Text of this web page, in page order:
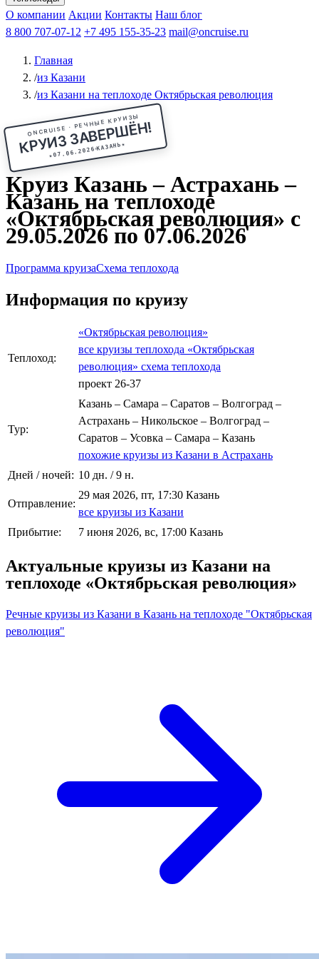
Чебоксарыиз Волгоградаиз Саратова Все города
КазаньВ Нижний НовгородВ ПермьВ Ростов-на-Дону
РыбинскНа СоловкиНа ВалаамПо ОкеПо Енисею
Афанасий Никитин Октябрьская революция
ФединАлександр СвешниковИван
МироновА.С.Попов
О компании Акции Контакты Наш блог
8 800 707-07-12 +7 495 155-35-23 mail@oncruise.ru
Главная
/из Казани
/из Казани на теплоходе Октябрьская революция
ONCRUISE · РЕЧНЫЕ КРУИЗЫ
КРУИЗ ЗАВЕРШЁН!
★07.06.2026КАЗАНЬ★
Круиз Казань – Астрахань –
Казань на теплоходе
«Октябрьская революция» с
29.05.2026 по 07.06.2026
Программа круизаСхема теплохода
Информация по круизу
Теплоход:
«Октябрьская революция»
все круизы теплохода «Октябрьская
революция» схема теплохода
проект 26-37
Тур:
Казань – Самара – Саратов – Волгоград –
Астрахань – Никольское – Волгоград –
Саратов – Усовка – Самара – Казань
похожие круизы из Казани в Астрахань
Дней / ночей: 10 дн. / 9 н.
Отправление:
29 мая 2026, пт, 17:30 Казань
все круизы из Казани
Прибытие:
7 июня 2026, вс, 17:00 Казань
Актуальные круизы из Казани на
теплоходе «Октябрьская революция»
Речные круизы из Казани в Казань на теплоходе "Октябрьская
революция"